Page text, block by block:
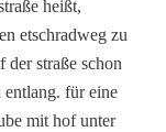
heißt,
etschradweg zu
der straße schon
entlang. für eine
mit hof unter